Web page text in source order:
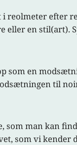
i reolmeter efter
eller en
som en
til
man kan
som vi